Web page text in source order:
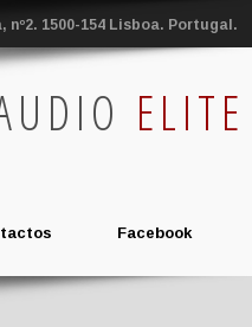
1500-154 Lisboa. Portugal.
ELITE
Facebook